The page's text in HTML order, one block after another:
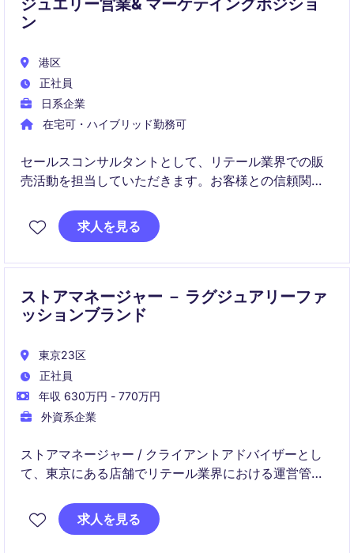
ジュエリー営業& マーケテイングポジショ
ン
港区
正社員
日系企業
在宅可・ハイブリッド勤務可
セールスコンサルタントとして、リテール業界での販
売活動を担当していただきます。お客様との信頼関係
ていただきます。
求人を見る
ストアマネージャー － ラグジュアリーファ
ッションブランド
東京23区
正社員
年収 630万円 - 770万円
外資系企業
ストアマネージャー / クライアントアドバイザーとし
て、東京にある店舗でリテール業界における運営管理
し、ブランドの成長に貢献していただきます。
求人を見る